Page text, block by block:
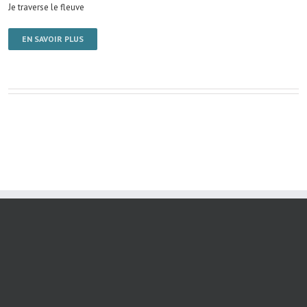
Je traverse le fleuve
EN SAVOIR PLUS